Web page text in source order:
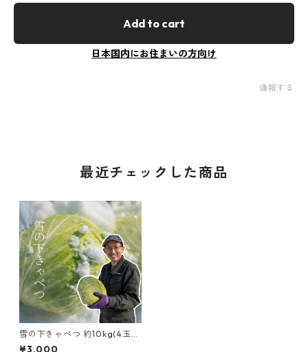
Add to cart
日本国内にお住まいの方向け
通報する
最近チェックした商品
雪の下きゃべつ 約10kg(4玉～
6玉)
¥3,000